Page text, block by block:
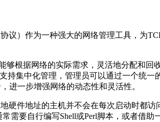
议）作为一种强大的网络管理工具，为
根据网络的实际需求，灵活地分配和
持集中化管理，管理员可以通过一个统
进一步增强网络的动态性和灵活性。
硬件地址的主机并不会在每次启动时都
要自行编写Shell或Perl脚本，或者借助